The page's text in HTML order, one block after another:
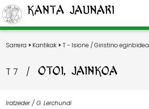
Kanta Jaunari
Sarrera > Kantikak >T - Isione / Giristino eginbidea
T 7 / OTOI, JAINKOA
Iratzeder / G. Lerchundi